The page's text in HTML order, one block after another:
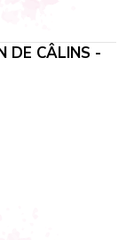
DE CÂLINS -